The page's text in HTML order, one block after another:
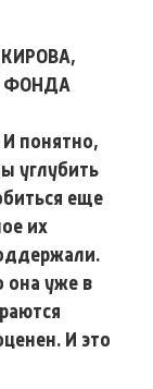
ФОНДА
понятно,
углубить
еще
их
она уже в
И это